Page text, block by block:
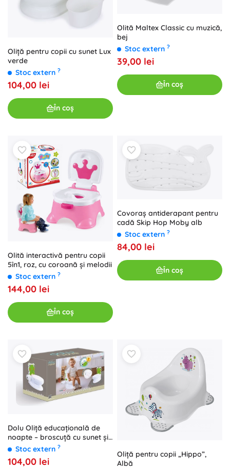
Oliță pentru copii cu sunet Lux
verde
Stoc extern ?
104,00 lei
În coș
Olită Maltex Classic cu muzică,
bej
Stoc extern ?
39,00 lei
În coș
Olită interactivă pentru copii
5în1, roz, cu coroană și melodii
Stoc extern ?
144,00 lei
În coș
Covoraș antiderapant pentru
cadă Skip Hop Moby alb
Stoc extern ?
84,00 lei
În coș
Dolu Oliță educațională de
noapte – broscuță cu sunet și
lumină
Stoc extern ?
104,00 lei
Oliță pentru copii „Hippo”,
Albă